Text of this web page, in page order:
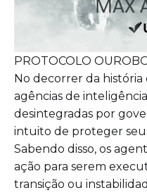
PROTOCOLO
No decorrer da história
agências de
desintegradas por
intuito de proteger
Sabendo disso, os
ação para serem
transição ou